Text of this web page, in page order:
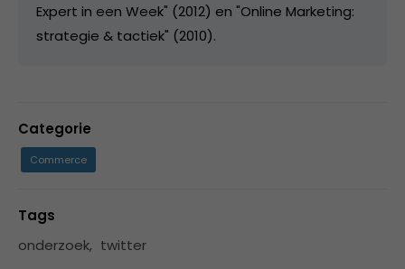
Expert in een Week" (2012) en "Online Marketing:
strategie & tactiek" (2010).
Categorie
Commerce
Tags
onderzoek, twitter